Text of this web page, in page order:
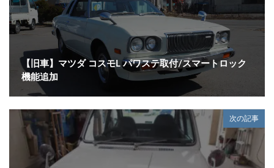
【旧車】マツダ コスモL パワステ取付/スマートロック
機能追加
次の記事